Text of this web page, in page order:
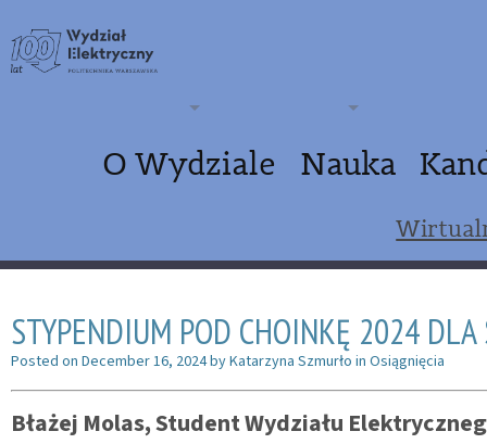
O Wydziale Nauka
STYPENDIUM POD CHOINKĘ 2024 DLA
Posted on December 16, 2024byKatarzyna Szmurło in Osiągnięcia
Błażej Molas, Student Wydziału